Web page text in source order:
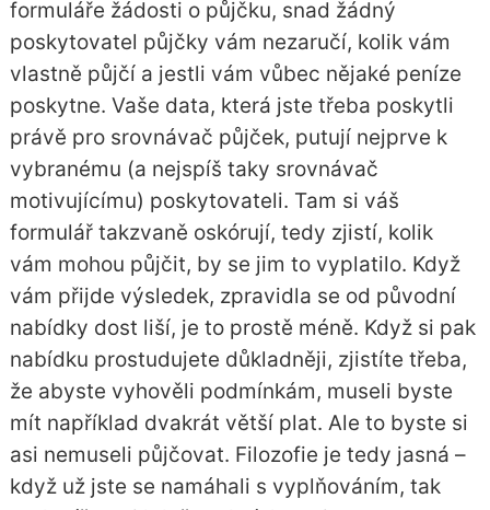
formuláře žádosti o půjčku, snad žádný
poskytovatel půjčky vám nezaručí, kolik vám
vlastně půjčí a jestli vám vůbec nějaké peníze
poskytne. Vaše data, která jste třeba poskytli
právě pro srovnávač půjček, putují nejprve k
vybranému (a nejspíš taky srovnávač
motivujícímu) poskytovateli. Tam si váš
formulář takzvaně oskórují, tedy zjistí, kolik
vám mohou půjčit, by se jim to vyplatilo. Když
vám přijde výsledek, zpravidla se od původní
nabídky dost liší, je to prostě méně. Když si pak
nabídku prostudujete důkladněji, zjistíte třeba,
že abyste vyhověli podmínkám, museli byste
mít například dvakrát větší plat. Ale to byste si
asi nemuseli půjčovat. Filozofie je tedy jasná –
když už jste se namáhali s vyplňováním, tak